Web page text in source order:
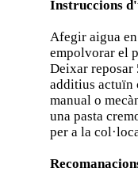
Instruccions
Afegir aigua
empolvorar el
Deixar reposar
additius actuïn
manual o
una pasta
per a la